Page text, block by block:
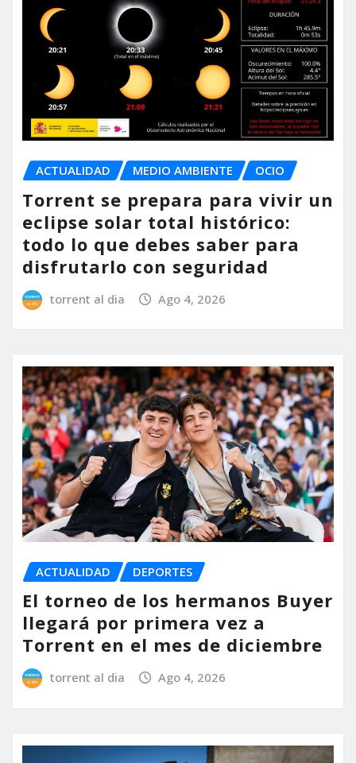
ACTUALIDAD MEDIO AMBIENTE OCIO
Torrent se prepara para vivir un
eclipse solar total histórico:
todo lo que debes saber para
disfrutarlo con seguridad
torrent al dia Ago 4, 2026
ACTUALIDAD DEPORTES
El torneo de los hermanos Buyer
llegará por primera vez a
Torrent en el mes de diciembre
torrent al dia Ago 4, 2026